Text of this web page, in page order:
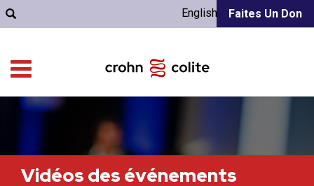
Faites Un Don
English
Vidéos des événements